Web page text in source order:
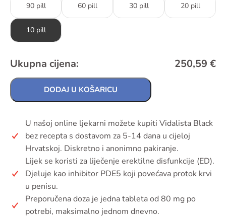
90 pill 60 pill 30 pill 20 pill
10 pill
Ukupna cijena: 250,59 €
DODAJ U KOŠARICU
U našoj online ljekarni možete kupiti Vidalista Black
bez recepta s dostavom za 5-14 dana u cijeloj
Hrvatskoj. Diskretno i anonimno pakiranje.
Lijek se koristi za liječenje erektilne disfunkcije (ED).
Djeluje kao inhibitor PDE5 koji povećava protok krvi
u penisu.
Preporučena doza je jedna tableta od 80 mg po
potrebi, maksimalno jednom dnevno.